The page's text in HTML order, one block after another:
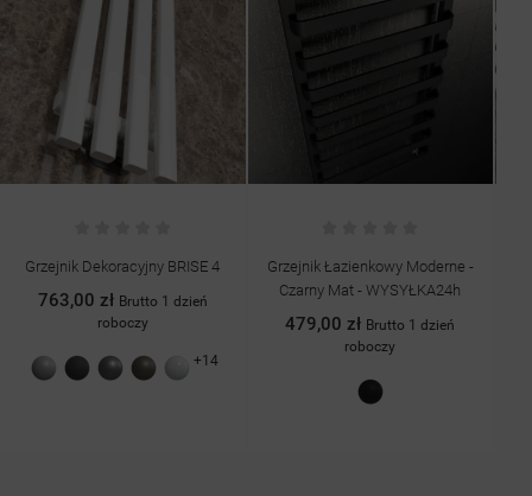
Grzejnik Dekoracyjny BRISE 4
763,00 zł Brutto 1 dzień
roboczy
Szary
struktura
GrafitAntracyt
struktura
Quartz
II
Biały
połysk
+14
Grzejnik Łazienkowy Moderne -
Czarny Mat - WYSYŁKA24h
479,00 zł Brutto 1 dzień
roboczy
Czarny
mat